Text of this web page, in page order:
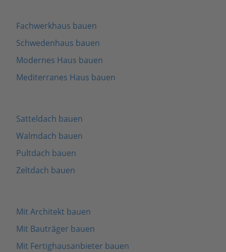
Fachwerkhaus bauen
Schwedenhaus bauen
Modernes Haus bauen
Mediterranes Haus bauen
Satteldach bauen
Walmdach bauen
Pultdach bauen
Zeltdach bauen
Mit Architekt bauen
Mit Bauträger bauen
Mit Fertighausanbieter bauen